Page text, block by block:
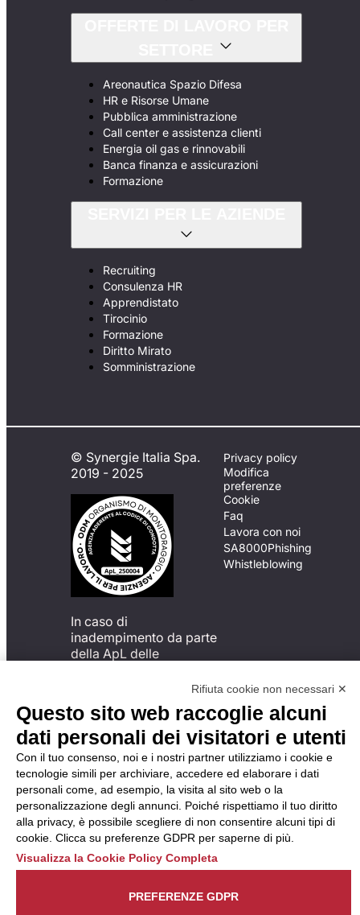
Areonautica Spazio Difesa
HR e Risorse Umane
Pubblica amministrazione
Call center e assistenza clienti
Energia oil gas e rinnovabili
Banca finanza e assicurazioni
Formazione
Recruiting
Consulenza HR
Apprendistato
Tirocinio
Formazione
Diritto Mirato
Somministrazione
© Synergie Italia Spa.
2019 - 2025
In caso di
inadempimento da parte
della ApL delle
del Codice di Condotta, è
possibile presentare un
reclamo
all’Organismo di
Monitoraggio utilizzando
una delle modalità
descritte al seguente
indirizzo web
https://odm-
agenzielavoro.it/reclami/ .
Privacy policy
Modifica
preferenze
Cookie
Faq
Lavora con noi
SA8000Phishing
Whistleblowing
Rifiuta cookie non necessari ✕
Questo sito web raccoglie alcuni
dati personali dei visitatori e utenti
Con il tuo consenso, noi e i nostri partner utilizziamo i cookie e
tecnologie simili per archiviare, accedere ed elaborare i dati
personali come, ad esempio, la visita al sito web o la
personalizzazione degli annunci. Poiché rispettiamo il tuo diritto
alla privacy, è possibile scegliere di non consentire alcuni tipi di
cookie. Clicca su preferenze GDPR per saperne di più.
Visualizza la Cookie Policy Completa
PREFERENZE GDPR